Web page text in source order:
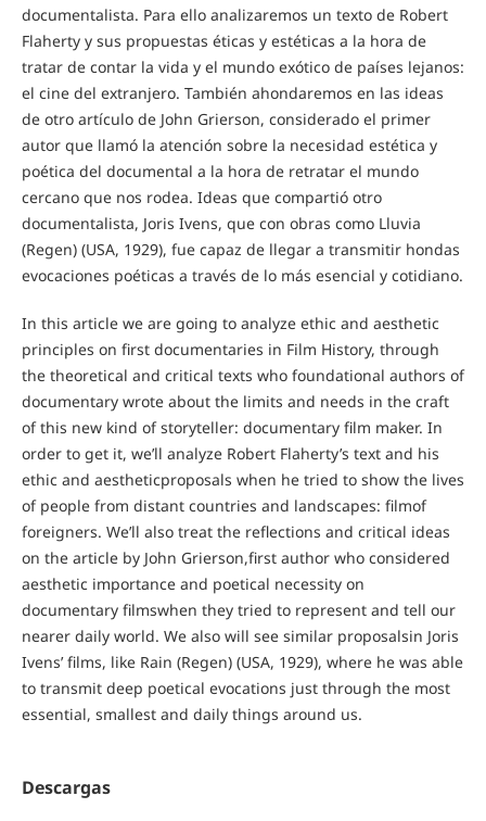
documentalista. Para ello analizaremos un texto de Robert
Flaherty y sus propuestas éticas y estéticas a la hora de
tratar de contar la vida y el mundo exótico de países lejanos:
el cine del extranjero. También ahondaremos en las ideas
de otro artículo de John Grierson, considerado el primer
autor que llamó la atención sobre la necesidad estética y
poética del documental a la hora de retratar el mundo
cercano que nos rodea. Ideas que compartió otro
documentalista, Joris Ivens, que con obras como Lluvia
(Regen) (USA, 1929), fue capaz de llegar a transmitir hondas
evocaciones poéticas a través de lo más esencial y cotidiano.
In this article we are going to analyze ethic and aesthetic
principles on first documentaries in Film History, through
the theoretical and critical texts who foundational authors of
documentary wrote about the limits and needs in the craft
of this new kind of storyteller: documentary film maker. In
order to get it, we’ll analyze Robert Flaherty’s text and his
ethic and aestheticproposals when he tried to show the lives
of people from distant countries and landscapes: filmof
foreigners. We’ll also treat the reflections and critical ideas
on the article by John Grierson,first author who considered
aesthetic importance and poetical necessity on
documentary filmswhen they tried to represent and tell our
nearer daily world. We also will see similar proposalsin Joris
Ivens’ films, like Rain (Regen) (USA, 1929), where he was able
to transmit deep poetical evocations just through the most
essential, smallest and daily things around us.
Descargas